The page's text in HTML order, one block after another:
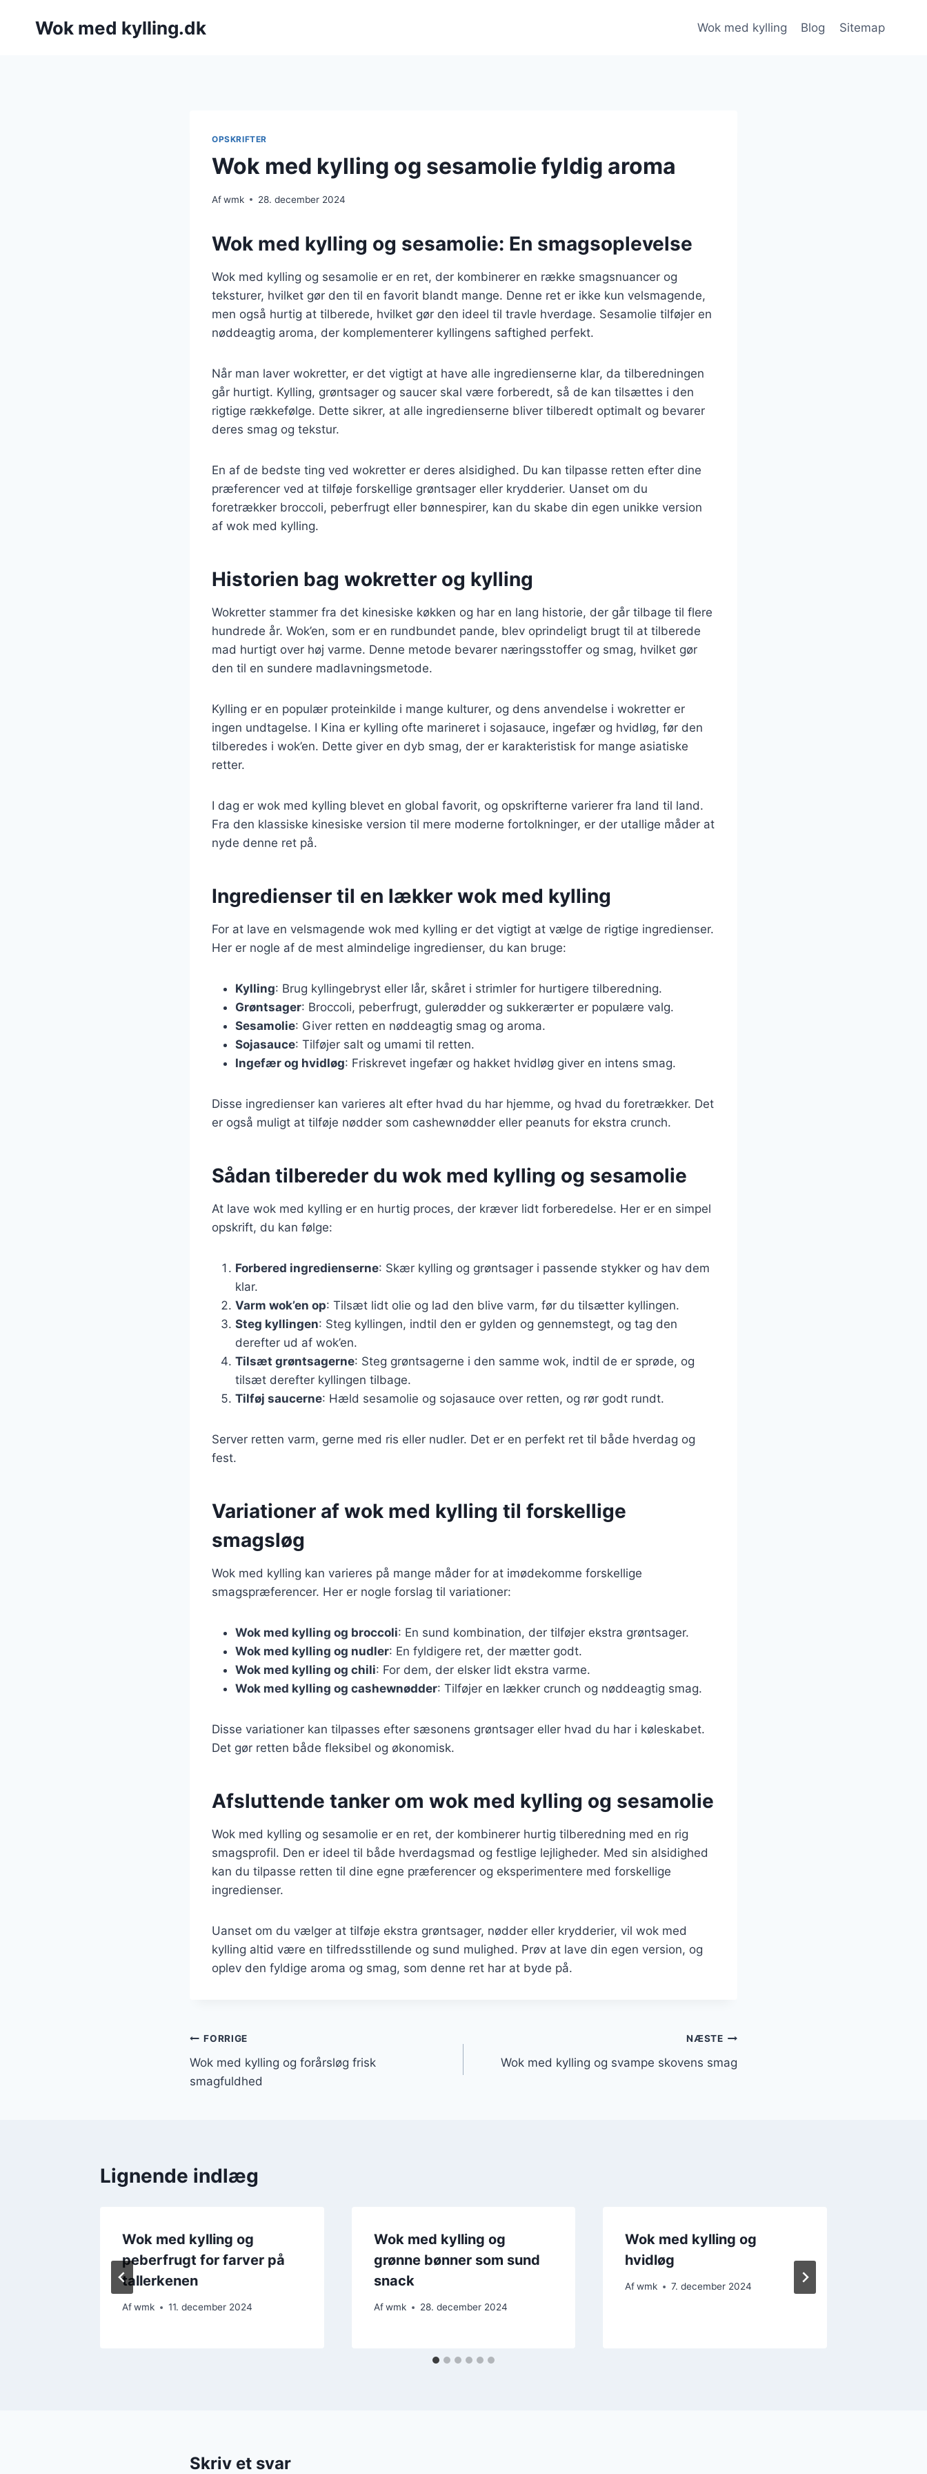
Wok med kylling.dk Wok med kylling Blog Sitemap
OPSKRIFTER
Wok med kylling og sesamolie fyldig aroma
Afwmk 28. december 2024
Wok med kylling og sesamolie: En smagsoplevelse
Wok med kylling og sesamolie er en ret, der kombinerer en række smagsnuancer og
teksturer, hvilket gør den til en favorit blandt mange. Denne ret er ikke kun velsmagende,
men også hurtig at tilberede, hvilket gør den ideel til travle hverdage. Sesamolie tilføjer en
nøddeagtig aroma, der komplementerer kyllingens saftighed perfekt.
Når man laver wokretter, er det vigtigt at have alle ingredienserne klar, da tilberedningen
går hurtigt. Kylling, grøntsager og saucer skal være forberedt, så de kan tilsættes i den
rigtige rækkefølge. Dette sikrer, at alle ingredienserne bliver tilberedt optimalt og bevarer
deres smag og tekstur.
En af de bedste ting ved wokretter er deres alsidighed. Du kan tilpasse retten efter dine
præferencer ved at tilføje forskellige grøntsager eller krydderier. Uanset om du
foretrækker broccoli, peberfrugt eller bønnespirer, kan du skabe din egen unikke version
af wok med kylling.
Historien bag wokretter og kylling
Wokretter stammer fra det kinesiske køkken og har en lang historie, der går tilbage til flere
hundrede år. Wok’en, som er en rundbundet pande, blev oprindeligt brugt til at tilberede
mad hurtigt over høj varme. Denne metode bevarer næringsstoffer og smag, hvilket gør
den til en sundere madlavningsmetode.
Kylling er en populær proteinkilde i mange kulturer, og dens anvendelse i wokretter er
ingen undtagelse. I Kina er kylling ofte marineret i sojasauce, ingefær og hvidløg, før den
tilberedes i wok’en. Dette giver en dyb smag, der er karakteristisk for mange asiatiske
retter.
I dag er wok med kylling blevet en global favorit, og opskrifterne varierer fra land til land.
Fra den klassiske kinesiske version til mere moderne fortolkninger, er der utallige måder at
nyde denne ret på.
Ingredienser til en lækker wok med kylling
For at lave en velsmagende wok med kylling er det vigtigt at vælge de rigtige ingredienser.
Her er nogle af de mest almindelige ingredienser, du kan bruge:
Kylling: Brug kyllingebryst eller lår, skåret i strimler for hurtigere tilberedning.
Grøntsager: Broccoli, peberfrugt, gulerødder og sukkerærter er populære valg.
Sesamolie: Giver retten en nøddeagtig smag og aroma.
Sojasauce: Tilføjer salt og umami til retten.
Ingefær og hvidløg: Friskrevet ingefær og hakket hvidløg giver en intens smag.
Disse ingredienser kan varieres alt efter hvad du har hjemme, og hvad du foretrækker. Det
er også muligt at tilføje nødder som cashewnødder eller peanuts for ekstra crunch.
Sådan tilbereder du wok med kylling og sesamolie
At lave wok med kylling er en hurtig proces, der kræver lidt forberedelse. Her er en simpel
opskrift, du kan følge:
Forbered ingredienserne: Skær kylling og grøntsager i passende stykker og hav dem
klar.
Varm wok’en op: Tilsæt lidt olie og lad den blive varm, før du tilsætter kyllingen.
Steg kyllingen: Steg kyllingen, indtil den er gylden og gennemstegt, og tag den
derefter ud af wok’en.
Tilsæt grøntsagerne: Steg grøntsagerne i den samme wok, indtil de er sprøde, og
tilsæt derefter kyllingen tilbage.
Tilføj saucerne: Hæld sesamolie og sojasauce over retten, og rør godt rundt.
Server retten varm, gerne med ris eller nudler. Det er en perfekt ret til både hverdag og
fest.
Variationer af wok med kylling til forskellige
smagsløg
Wok med kylling kan varieres på mange måder for at imødekomme forskellige
smagspræferencer. Her er nogle forslag til variationer:
Wok med kylling og broccoli: En sund kombination, der tilføjer ekstra grøntsager.
Wok med kylling og nudler: En fyldigere ret, der mætter godt.
Wok med kylling og chili: For dem, der elsker lidt ekstra varme.
Wok med kylling og cashewnødder: Tilføjer en lækker crunch og nøddeagtig smag.
Disse variationer kan tilpasses efter sæsonens grøntsager eller hvad du har i køleskabet.
Det gør retten både fleksibel og økonomisk.
Afsluttende tanker om wok med kylling og sesamolie
Wok med kylling og sesamolie er en ret, der kombinerer hurtig tilberedning med en rig
smagsprofil. Den er ideel til både hverdagsmad og festlige lejligheder. Med sin alsidighed
kan du tilpasse retten til dine egne præferencer og eksperimentere med forskellige
ingredienser.
Uanset om du vælger at tilføje ekstra grøntsager, nødder eller krydderier, vil wok med
kylling altid være en tilfredsstillende og sund mulighed. Prøv at lave din egen version, og
oplev den fyldige aroma og smag, som denne ret har at byde på.
Indlægsnavigation
FORRIGE
Wok med kylling og forårsløg frisk
smagfuldhed
NÆSTE
Wok med kylling og svampe skovens smag
Lignende indlæg
Wok med kylling og
peberfrugt for farver på
tallerkenen
Afwmk 11. december 2024
Wok med kylling og
grønne bønner som sund
snack
Af wmk 28. december 2024
Wok med kylling og
hvidløg
Af wmk 7. december 2024
Skriv et svar